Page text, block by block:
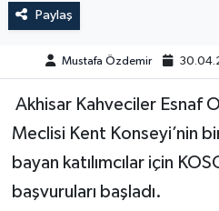
Paylaş
Mustafa Özdemir
Akhisar Kahveciler Esnaf
Meclisi Kent Konseyi’nin
bayan katılımcılar için
başvuruları başladı.
Etiketler
Yaşam
Kadın
Yerel Haber